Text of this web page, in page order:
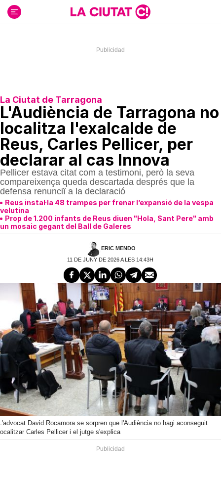
contenido
La Ciutat de Tarragona
L'Audiència de Tarragona no
localitza l'exalcalde de
Reus, Carles Pellicer, per
declarar al cas Innova
Pellicer estava citat com a testimoni, però la seva
compareixença queda descartada després que la
defensa renunciï a la declaració
Reus instal·la 48 trampes per frenar l’expansió de la vespa
velutina
Prop de 1.200 infants de Reus diuen "Hola, Sant Pere" amb
un mosaic gegant del Ball de Galeres
ERIC MENDO
11 DE JUNY DE 2026 A LES 14:43H
David Rocamora se sorpren que l'Audiència no hagi aconseguit
Carles Pellicer i el jutge s'explica